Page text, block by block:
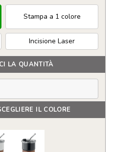
Stampa a 1 colore
Incisione Laser
LA QUANTITÀ
IL COLORE